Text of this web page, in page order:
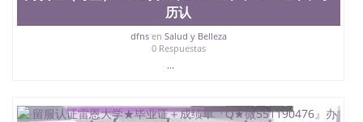
办理国外文凭要交定金吗QQ微信551190476办国外可
查文凭QQ微信551190476网上购买真文凭可信吗QQ
微信551190476学士学位证书查询机构QQ微信
551190476 国外资格证书办理QQ微信551190476如何
办理学历认证QQ微信551190476海外文凭认证办理
年，简称SJSU，是加州历史悠久的大学之一，也是美
历认
dfnsen Salud y Belleza
0 Respuestas
...